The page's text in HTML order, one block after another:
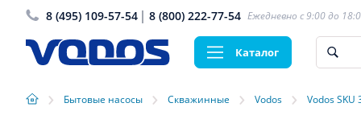
8 (495) 109-57-54 8 (800) 222-77-54 Ежедневно с 9:00 до
Каталог
› Бытовые насосы › Скважинные › Vodos › Vodos SKU